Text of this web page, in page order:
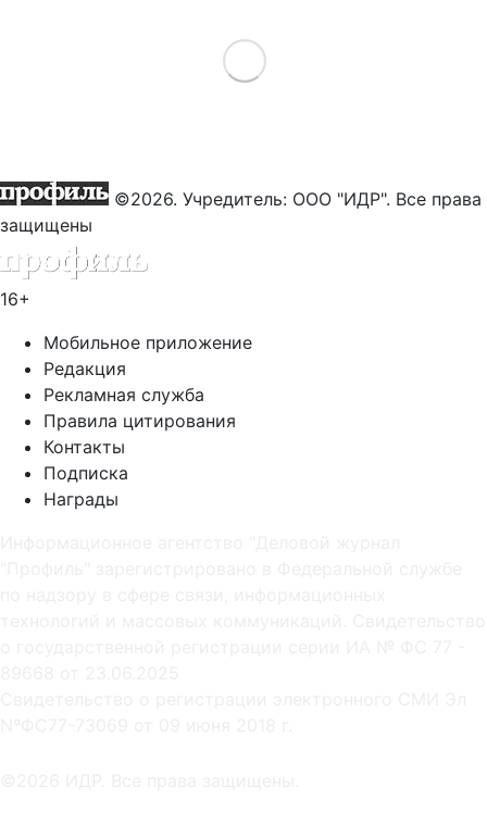
Load More
©2026. Учредитель: ООО "ИДР". Все права
защищены
16+
Мобильное приложение
Редакция
Рекламная служба
Правила цитирования
Контакты
Подписка
Награды